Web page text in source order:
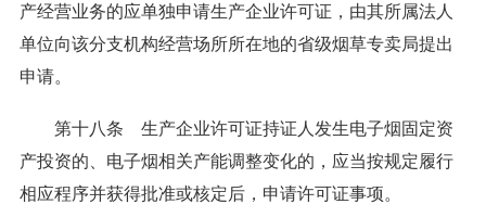
产经营业务的应单独申请生产企业许可证，由其所属法人
单位向该分支机构经营场所所在地的省级烟草专卖局提出
申请。
第十八条 生产企业许可证持证人发生电子烟固定资
产投资的、电子烟相关产能调整变化的，应当按规定履行
相应程序并获得批准或核定后，申请许可证事项。